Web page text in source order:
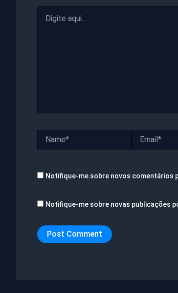
aqui...
Notifique-me sobre novos comentários
Notifique-me sobre novas publicações